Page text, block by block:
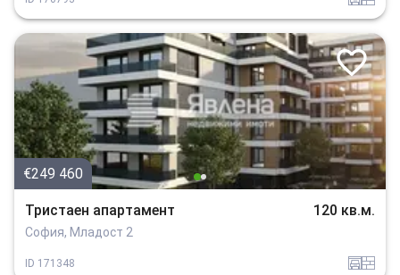
€249 460
Тристаен апартамент 120 кв.м.
София, Младост 2
ID 171348 garajtuhla